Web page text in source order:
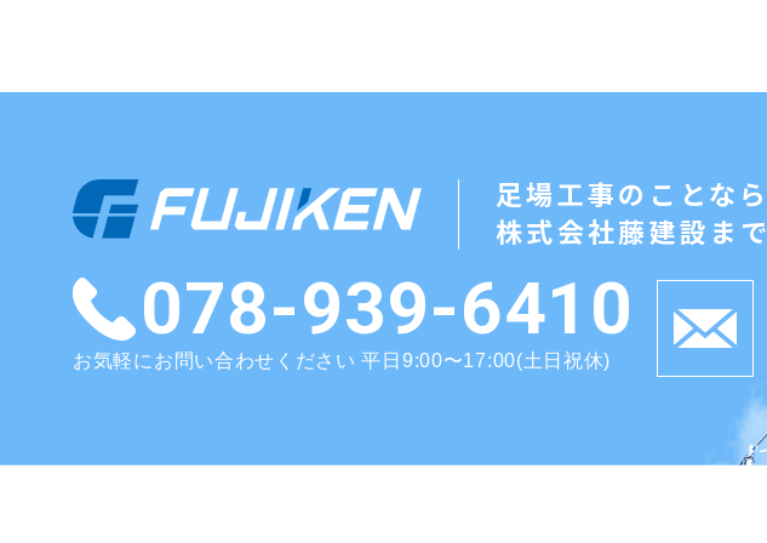
足場工事のことなら
株式会社藤建設まで
078-939-6410
お気軽にお問い合わせください 平日9:00〜17:00(土日祝休)